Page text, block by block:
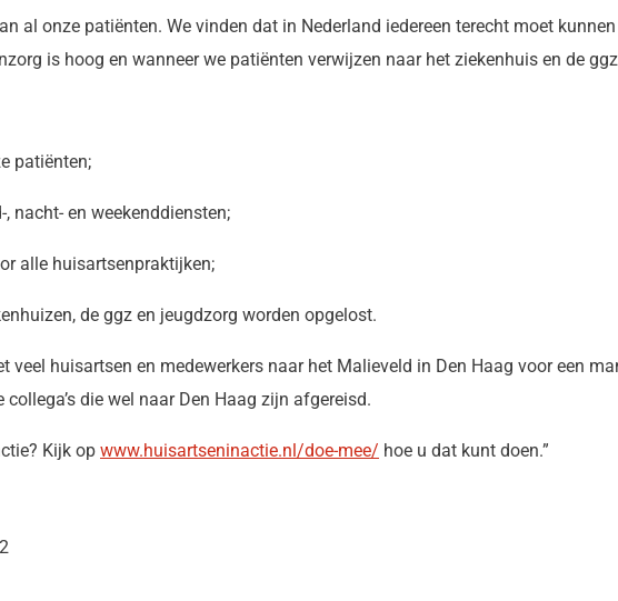
al onze patiënten. We vinden dat in Nederland iedereen terecht moet
is hoog en wanneer we patiënten verwijzen naar het ziekenhuis en de
patiënten;
nacht- en weekenddiensten;
alle huisartsenpraktijken;
de ggz en jeugdzorg worden opgelost.
veel huisartsen en medewerkers naar het Malieveld in Den Haag voor een
die wel naar Den Haag zijn afgereisd.
Kijk op www.huisartseninactie.nl/doe-mee/ hoe u dat kunt doen.”